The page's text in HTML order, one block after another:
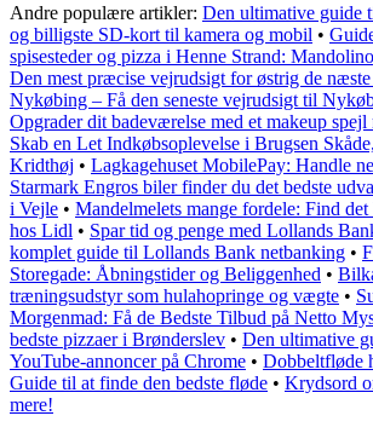
Andre populære artikler: Den ultimative guide
og billigste SD-kort til kamera og mobil •
spisesteder og pizza i Henne Strand:
Den mest præcise vejrudsigt for østrig de næste
Nykøbing – Få den seneste vejrudsigt til
Opgrader dit badeværelse med et makeup
Skab en Let Indkøbsoplevelse i Brugsen
Kridthøj • Lagkagehuset MobilePay: Handle
Starmark Engros biler finder du det bedste
i Vejle • Mandelmelets mange fordele: Find
hos Lidl • Spar tid og penge med Lollands
komplet guide til Lollands Bank netbanking •
Storegade: Åbningstider og Beliggenhed •
træningsudstyr som hulahopringe og vægte •
Morgenmad: Få de Bedste Tilbud på Netto
bedste pizzaer i Brønderslev • Den ultimative
YouTube-annoncer på Chrome • Dobbeltfløde
Guide til at finde den bedste fløde • Krydsord
mere!